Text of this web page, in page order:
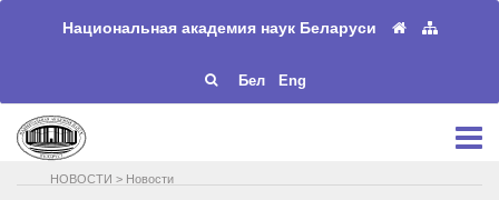
Национальная академия наук Беларуси
Бел Eng
НОВОСТИ > Новости